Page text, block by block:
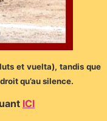
et vuelta), tandis que
qu’au silence.
ICI